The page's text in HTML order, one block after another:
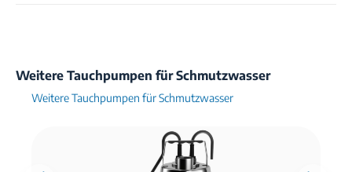
Weitere Tauchpumpen für Schmutzwasser
Weitere Tauchpumpen für Schmutzwasser